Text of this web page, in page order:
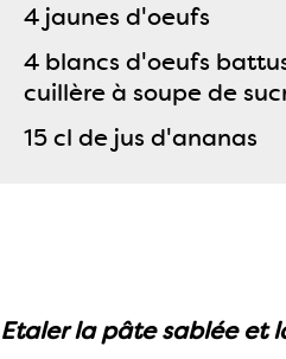
4 jaunes d'oeufs
4 blancs d'oeufs
cuillère à soupe de
15 cl de jus d'ananas
Etaler la pâte sablée et